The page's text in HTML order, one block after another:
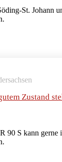
St. Johann
Zustand
90 S kann